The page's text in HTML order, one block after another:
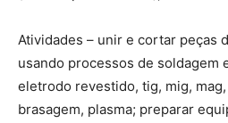
Atividades – unir e cortar peças
usando processos de soldagem
eletrodo revestido, tig, mig,
brasagem, plasma; preparar